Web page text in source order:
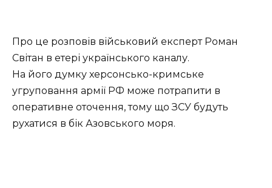
Про це розповів військовий експерт Роман
Світан в етері українського каналу.
На його думку херсонсько-кримське
угруповання армії РФ може потрапити в
оперативне оточення, тому що ЗСУ будуть
рухатися в бік Азовського моря.